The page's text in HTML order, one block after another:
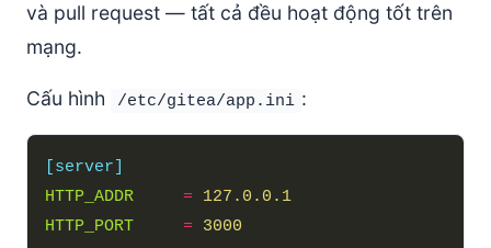
và pull request — tất cả đều hoạt động tốt trên
mạng.
Cấu hình /etc/gitea/app.ini :
[server]
HTTP_ADDR
= 127.0.0.1
HTTP_PORT
= 3000